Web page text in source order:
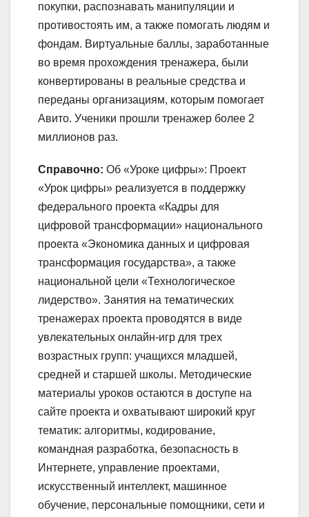
покупки, распознавать манипуляции и
противостоять им, а также помогать людям и
фондам. Виртуальные баллы, заработанные
во время прохождения тренажера, были
конвертированы в реальные средства и
переданы организациям, которым помогает
Авито. Ученики прошли тренажер более 2
миллионов раз.
Справочно: Об «Уроке цифры»: Проект
«Урок цифры» реализуется в поддержку
федерального проекта «Кадры для
цифровой трансформации» национального
проекта «Экономика данных и цифровая
трансформация государства», а также
национальной цели «Технологическое
лидерство». Занятия на тематических
тренажерах проекта проводятся в виде
увлекательных онлайн-игр для трех
возрастных групп: учащихся младшей,
средней и старшей школы. Методические
материалы уроков остаются в доступе на
сайте проекта и охватывают широкий круг
тематик: алгоритмы, кодирование,
командная разработка, безопасность в
Интернете, управление проектами,
искусственный интеллект, машинное
обучение, персональные помощники, сети и